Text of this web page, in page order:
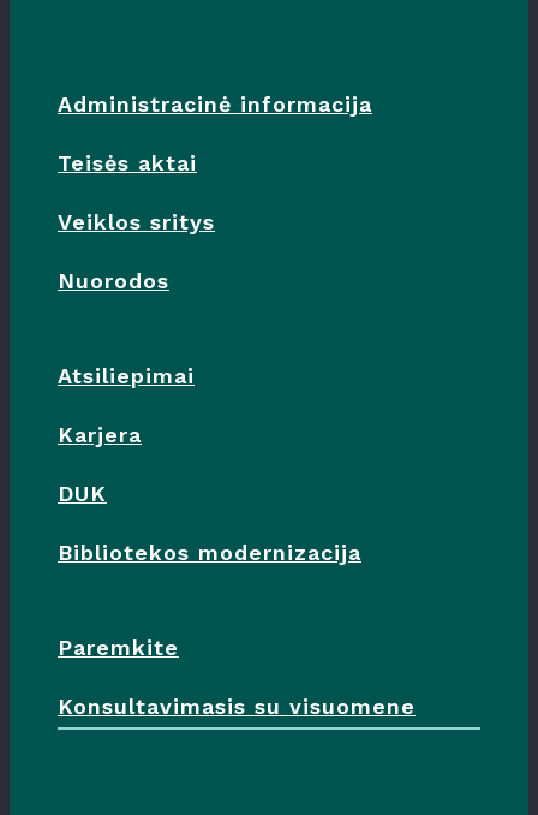
Administracinė informacija
Teisės aktai
Veiklos sritys
Nuorodos
Atsiliepimai
Karjera
DUK
Bibliotekos modernizacija
Paremkite
Konsultavimasis su visuomene